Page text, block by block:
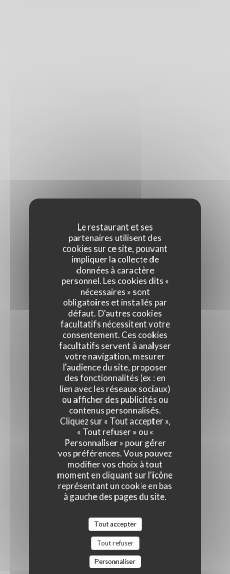
Le restaurant et ses
partenaires utilisent des
cookies sur ce site, pouvant
impliquer la collecte de
données à caractère
personnel. Les cookies dits «
nécessaires » sont
obligatoires et installés par
défaut. D'autres cookies
facultatifs nécessitent votre
consentement. Ces cookies
facultatifs servent à analyser
votre navigation, mesurer
l'audience du site, proposer
des fonctionnalités (ex : en
lien avec les réseaux sociaux)
ou afficher des publicités ou
contenus personnalisés.
Cliquez sur « Tout accepter »,
« Tout refuser » ou «
Personnaliser » pour gérer
vos préférences. Vous pouvez
modifier vos choix à tout
moment en cliquant sur l'icône
représentant un cookie en bas
à gauche des pages du site.
Tout accepter
Tout refuser
Personnaliser